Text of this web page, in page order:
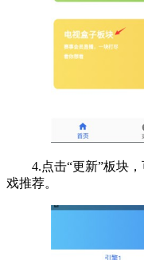
4.点击“更新”板块，
戏推荐。